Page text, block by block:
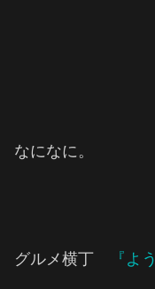
なになに。
グルメ横丁 『よ